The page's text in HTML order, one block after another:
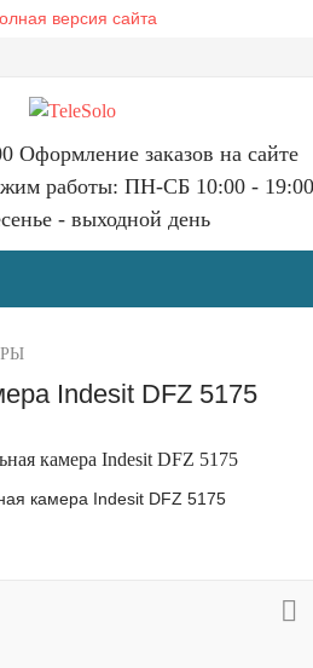
версия сайта
Оформление заказов на сайте
работы: ПН-СБ 10:00 - 19:00
- выходной день
Indesit DFZ 5175
камера Indesit DFZ 5175